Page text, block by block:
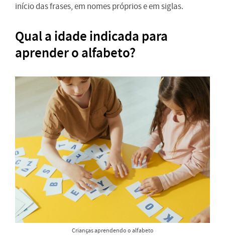
início das frases, em nomes próprios e em siglas.
Qual a idade indicada para
aprender o alfabeto?
Crianças aprendendo o alfabeto